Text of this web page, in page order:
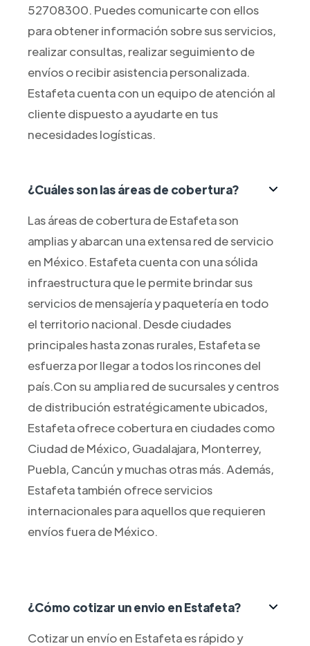
52708300. Puedes comunicarte con ellos
para obtener información sobre sus servicios,
realizar consultas, realizar seguimiento de
envíos o recibir asistencia personalizada.
Estafeta cuenta con un equipo de atención al
cliente dispuesto a ayudarte en tus
necesidades logísticas.
¿Cuáles son las áreas de cobertura?
Las áreas de cobertura de Estafeta son
amplias y abarcan una extensa red de servicio
en México. Estafeta cuenta con una sólida
infraestructura que le permite brindar sus
servicios de mensajería y paquetería en todo
el territorio nacional. Desde ciudades
principales hasta zonas rurales, Estafeta se
esfuerza por llegar a todos los rincones del
país.Con su amplia red de sucursales y centros
de distribución estratégicamente ubicados,
Estafeta ofrece cobertura en ciudades como
Ciudad de México, Guadalajara, Monterrey,
Puebla, Cancún y muchas otras más. Además,
Estafeta también ofrece servicios
internacionales para aquellos que requieren
envíos fuera de México.
¿Cómo cotizar un envio en Estafeta?
Cotizar un envío en Estafeta es rápido y